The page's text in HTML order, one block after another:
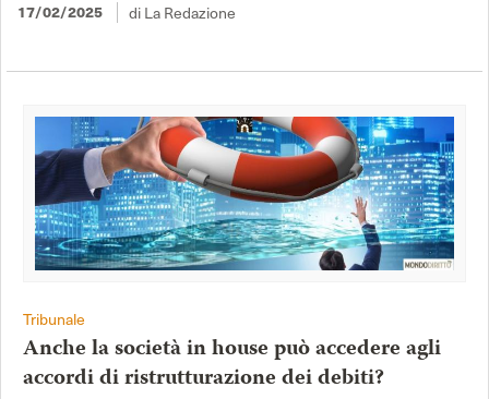
17/02/2025 di La Redazione
Tribunale
Anche la società in house può accedere agli
accordi di ristrutturazione dei debiti?